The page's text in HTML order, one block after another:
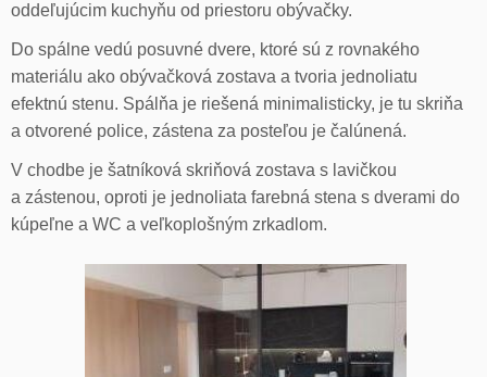
oddeľujúcim kuchyňu od priestoru obývačky.
Do spálne vedú posuvné dvere, ktoré sú z rovnakého
materiálu ako obývačková zostava a tvoria jednoliatu
efektnú stenu. Spálňa je riešená minimalisticky, je tu skriňa
a otvorené police, zástena za posteľou je čalúnená.
V chodbe je šatníková skriňová zostava s lavičkou
a zástenou, oproti je jednoliata farebná stena s dverami do
kúpeľne a WC a veľkoplošným zrkadlom.